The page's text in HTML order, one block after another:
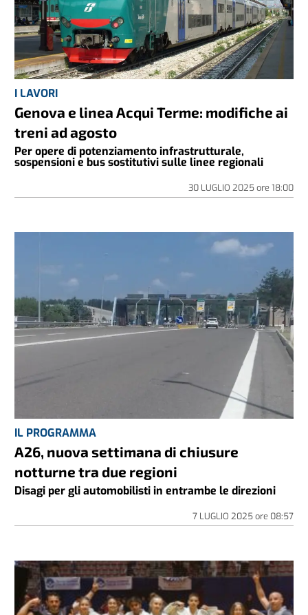
I LAVORI
Genova e linea Acqui Terme: modifiche ai
treni ad agosto
Per opere di potenziamento infrastrutturale,
sospensioni e bus sostitutivi sulle linee regionali
30 LUGLIO 2025ore 18:00
IL PROGRAMMA
A26, nuova settimana di chiusure
notturne tra due regioni
Disagi per gli automobilisti in entrambe le direzioni
7 LUGLIO 2025ore 08:57